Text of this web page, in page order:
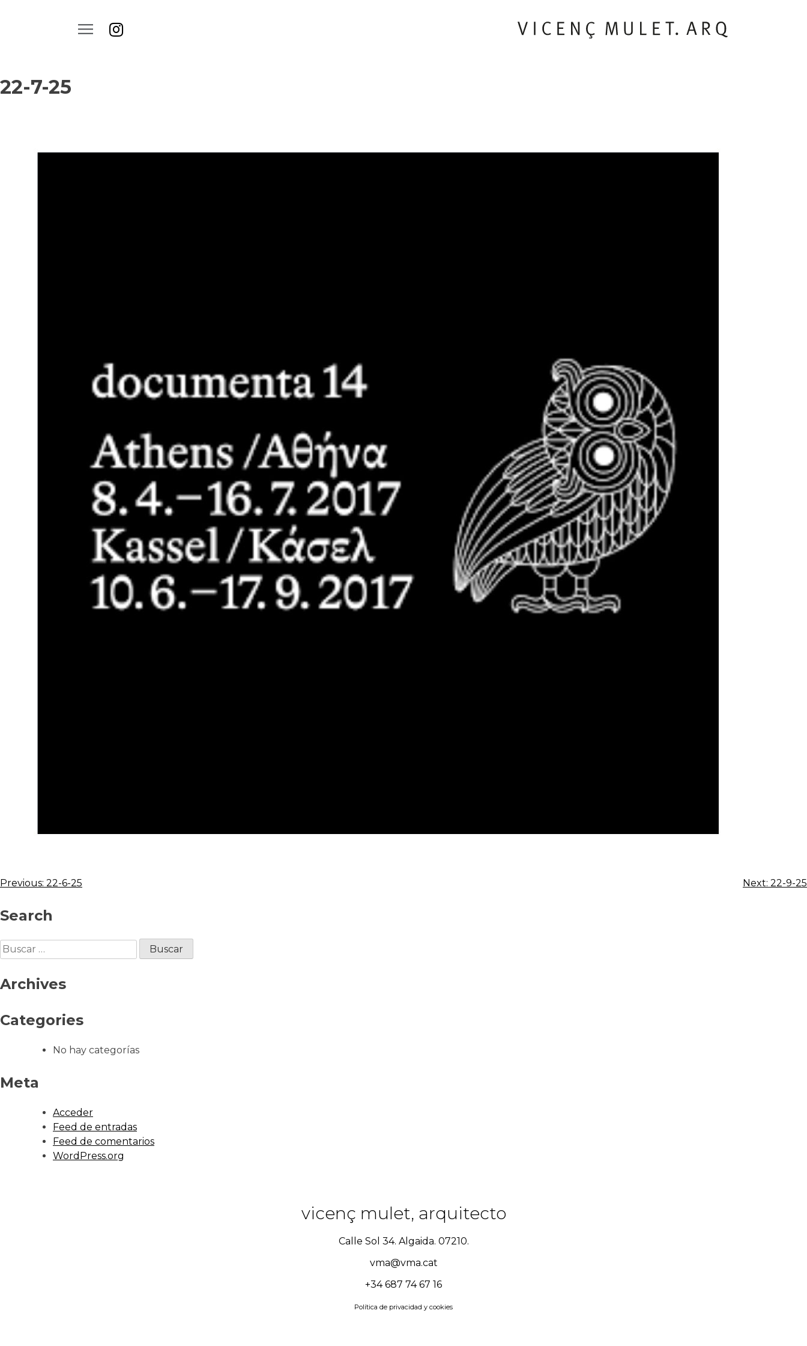
22-7-25
Previous: 22-6-25 Next: 22-9-25
Search
Archives
Categories
No hay categorías
Meta
Acceder
Feed de entradas
Feed de comentarios
WordPress.org
vicenç mulet, arquitecto
Calle Sol 34. Algaida. 07210.
vma@vma.cat
+34 687 74 67 16
Política de privacidad y cookies